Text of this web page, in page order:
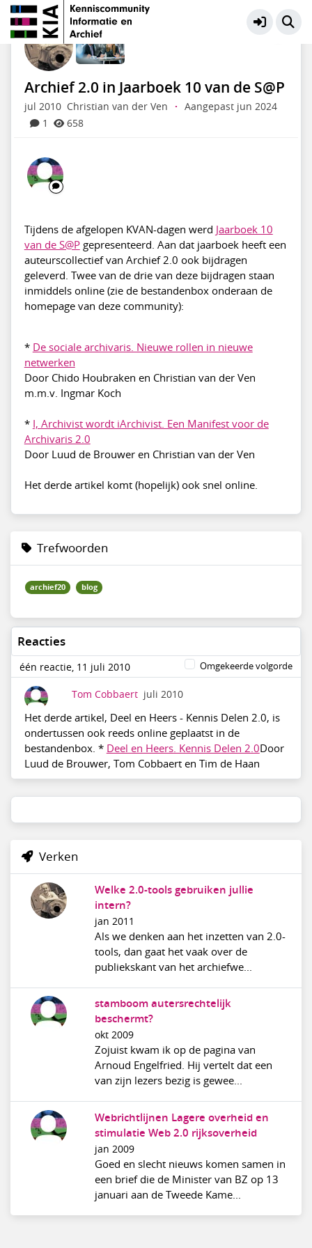
KIA Community Meer
Archief 2.0 in Jaarboek 10 van de S@P
jul 2010 Christian van der Ven ·
Aangepast jun 2024
1
658
Tijdens de afgelopen KVAN-dagen werd Jaarboek 10
van de S@Pgepresenteerd. Aan dat jaarboek heeft een
auteurscollectief van Archief 2.0 ook bijdragen
geleverd. Twee van de drie van deze bijdragen staan
inmiddels online (zie de bestandenbox onderaan de
homepage van deze community):
* De sociale archivaris. Nieuwe rollen in nieuwe
netwerken
Door Chido Houbraken en Christian van der Ven
m.m.v. Ingmar Koch
* I, Archivist wordt iArchivist. Een Manifest voor de
Archivaris 2.0
Door Luud de Brouwer en Christian van der Ven
Het derde artikel komt (hopelijk) ook snel online.
Trefwoorden
archief20 blog
Reacties
één reactie, 11 juli 2010 Omgekeerde volgorde
Tom Cobbaert juli 2010
Het derde artikel, Deel en Heers - Kennis Delen 2.0, is
ondertussen ook reeds online geplaatst in de
bestandenbox. * Deel en Heers. Kennis Delen 2.0Door
Luud de Brouwer, Tom Cobbaert en Tim de Haan
Verken
Welke 2.0-tools gebruiken jullie
intern?
jan 2011
Als we denken aan het inzetten van 2.0-
tools, dan gaat het vaak over de
publiekskant van het archiefwe...
stamboom autersrechtelijk
beschermt?
okt 2009
Zojuist kwam ik op de pagina van
Arnoud Engelfried. Hij vertelt dat een
van zijn lezers bezig is gewee...
Webrichtlijnen Lagere overheid en
stimulatie Web 2.0 rijksoverheid
jan 2009
Goed en slecht nieuws komen samen in
een brief die de Minister van BZ op 13
januari aan de Tweede Kame...